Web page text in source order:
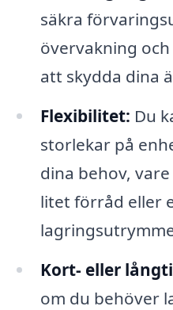
säkra
övervakning
att skydda dina
Flexibilitet: Du
storlekar på
dina behov,
litet förråd eller
Kort- eller
om du behöver